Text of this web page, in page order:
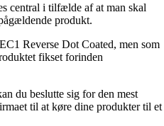
central i tilfælde af at man skal
produkt.
Reverse Dot Coated, men som
fikset forinden
du beslutte sig for den mest
til at køre dine produkter til et